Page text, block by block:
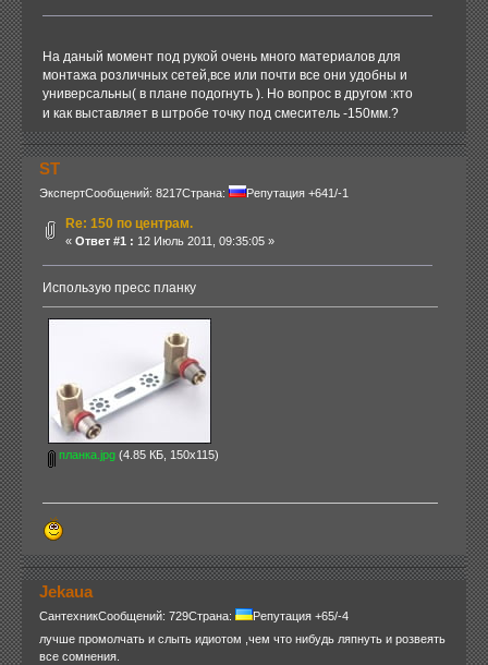
На даный момент под рукой очень много материалов для
монтажа розличных сетей,все или почти все они удобны и
универсальны( в плане подогнуть ). Но вопрос в другом :кто
и как выставляет в штробе точку под смеситель -150мм.?
ST
ЭкспертСообщений: 8217Страна: Репутация +641/-1
Re: 150 по центрам.
« Ответ #1 : 12 Июль 2011, 09:35:05 »
Использую пресс планку
планка.jpg (4.85 КБ, 150x115)
Jekaua
СантехникСообщений: 729Страна:
Репутация +65/-4
лучше промолчать и слыть идиотом ,чем что нибудь ляпнуть и розвеять
все сомнения.